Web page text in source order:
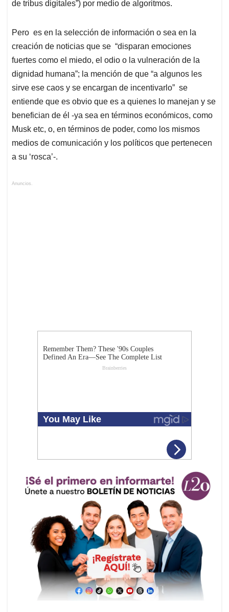
de tribus digitales”) por medio de algoritmos.
Pero es en la selección de información o sea en la
creación de noticias que se “disparan emociones
fuertes como el miedo, el odio o la vulneración de la
dignidad humana”; la mención de que “a algunos les
sirve ese caos y se encargan de incentivarlo” se
entiende que es obvio que es a quienes lo manejan y se
benefician de él -ya sea en términos económicos, como
Musk etc, o, en términos de poder, como los mismos
medios de comunicación y los políticos que pertenecen
a su ‘rosca’-.
Anuncios.